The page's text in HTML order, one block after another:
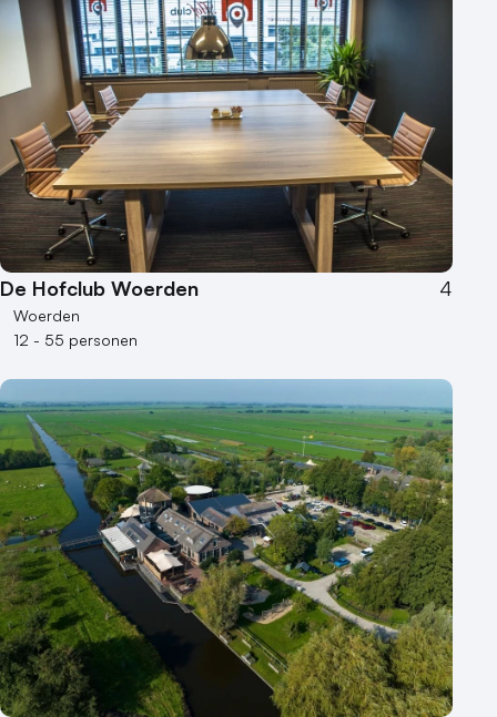
De Hofclub Woerden 4
Woerden
12 - 55 personen